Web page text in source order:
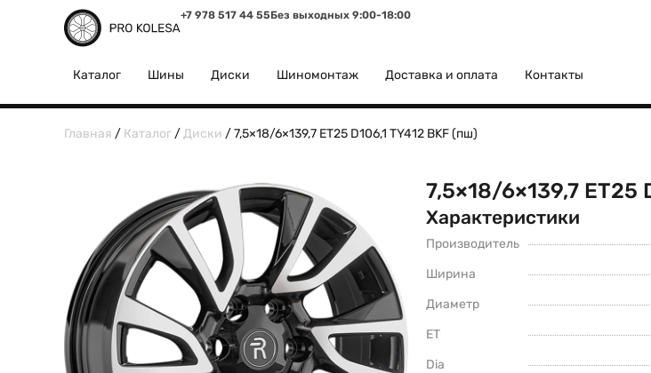
+7 978 517 44 55Без выходных 9:00-18:00
Каталог Шины Диски Шиномонтаж Доставка и оплата Контакты
Главная / Каталог /Диски / 7,5×18/6×139,7 ET25 D106,1 TY412 BKF (пш)
7,5×18/6×139,7 ET25
Характеристики
Производитель
Ширина
Диаметр
ET
Dia